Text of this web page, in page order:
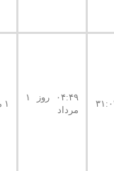
۰۴:۴۹ روز ۱
مرداد
۱ مرداد – ۳۱ مرداد